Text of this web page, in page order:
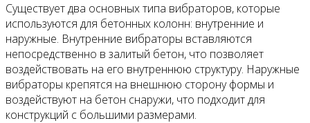
Существует два основных типа вибраторов, которые
используются для бетонных колонн: внутренние и
наружные. Внутренние вибраторы вставляются
непосредственно в залитый бетон, что позволяет
воздействовать на его внутреннюю структуру. Наружные
вибраторы крепятся на внешнюю сторону формы и
воздействуют на бетон снаружи, что подходит для
конструкций с большими размерами.